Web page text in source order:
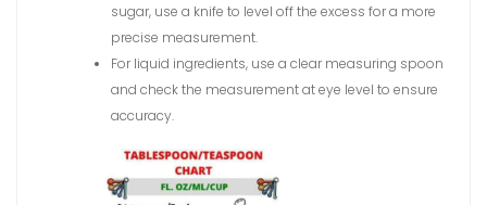
sugar, use a knife to level off the excess for a more
precise measurement.
For liquid ingredients, use a clear measuring spoon
and check the measurement at eye level to ensure
accuracy.